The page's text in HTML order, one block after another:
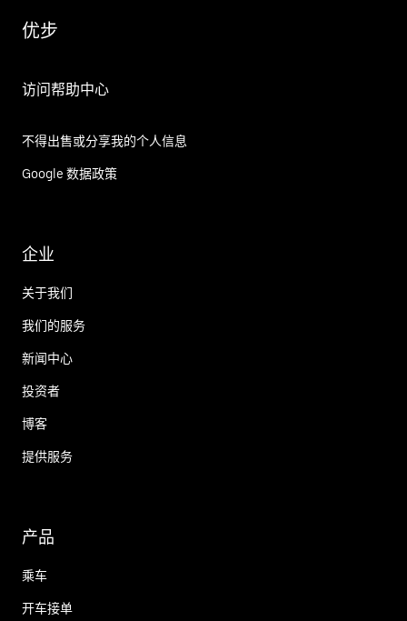
优步
访问帮助中心
不得出售或分享我的个人信息
Google 数据政策
企业
关于我们
我们的服务
新闻中心
投资者
博客
提供服务
产品
乘车
开车接单